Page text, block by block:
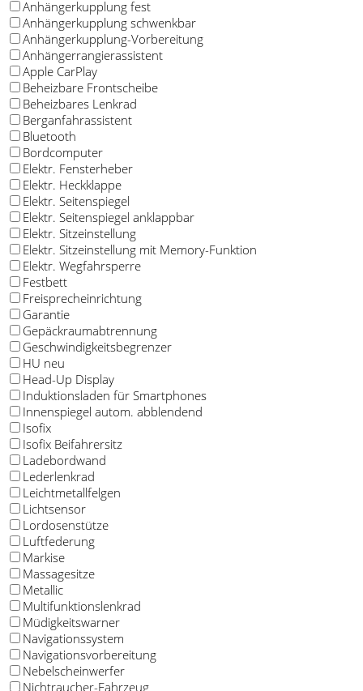
Anhängerkupplung fest
Anhängerkupplung schwenkbar
Anhängerkupplung-Vorbereitung
Anhängerrangierassistent
Apple CarPlay
Beheizbare Frontscheibe
Beheizbares Lenkrad
Berganfahrassistent
Bluetooth
Bordcomputer
Elektr. Fensterheber
Elektr. Heckklappe
Elektr. Seitenspiegel
Elektr. Seitenspiegel anklappbar
Elektr. Sitzeinstellung
Elektr. Sitzeinstellung mit Memory-Funktion
Elektr. Wegfahrsperre
Festbett
Freisprecheinrichtung
Garantie
Gepäckraumabtrennung
Geschwindigkeitsbegrenzer
HU neu
Head-Up Display
Induktionsladen für Smartphones
Innenspiegel autom. abblendend
Isofix
Isofix Beifahrersitz
Ladebordwand
Lederlenkrad
Leichtmetallfelgen
Lichtsensor
Lordosenstütze
Luftfederung
Markise
Massagesitze
Metallic
Multifunktionslenkrad
Müdigkeitswarner
Navigationssystem
Navigationsvorbereitung
Nebelscheinwerfer
Nichtraucher-Fahrzeug